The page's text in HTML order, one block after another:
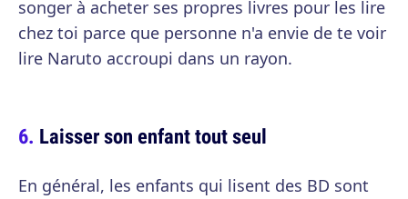
songer à acheter ses propres livres pour les lire
chez toi parce que personne n'a envie de te voir
lire Naruto accroupi dans un rayon.
Laisser son enfant tout seul
En général, les enfants qui lisent des BD sont